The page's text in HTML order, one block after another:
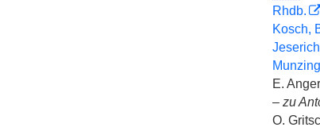
Rhdb.
Kosch,
E.
– zu
O.